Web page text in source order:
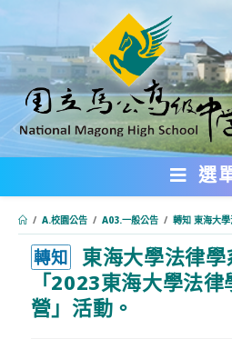
轉
主
要
內
選
/ A.校園公告 / A03.一般公告 / 轉知 東海大
轉知
東海大學法律
「2023東海大學法
營」活動。